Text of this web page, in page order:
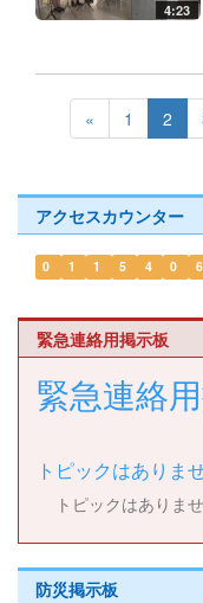
4:23
« 1 2
アクセスカウンター
0 1 1 5 4 0 6
緊急連絡用掲示板
緊急連絡
トピックはありませ
トピックはありませ
防災掲示板